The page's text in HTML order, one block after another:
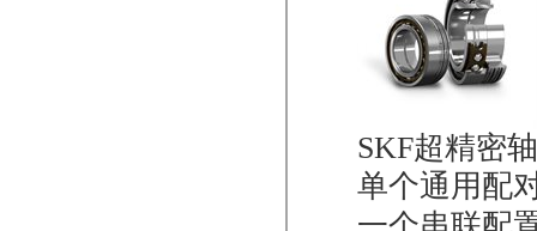
SKF超精密
单个通用配